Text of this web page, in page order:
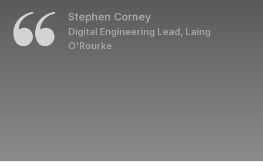
Stephen Corney
Digital Engineering Lead, Laing
O'Rourke